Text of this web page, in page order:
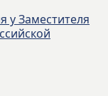
у Заместителя